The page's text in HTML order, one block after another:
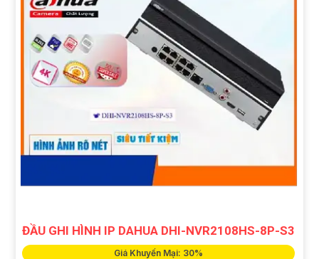
ĐẦU GHI HÌNH IP DAHUA DHI-NVR2108HS-8P-S3
Giá Khuyến Mại: 30%